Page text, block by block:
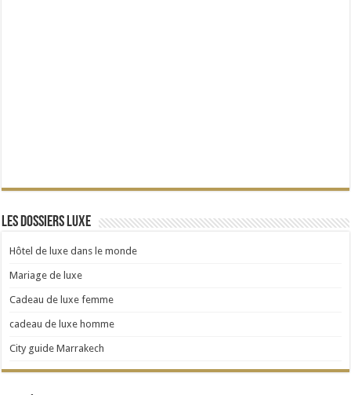
Les dossiers Luxe
Hôtel de luxe dans le monde
Mariage de luxe
Cadeau de luxe femme
cadeau de luxe homme
City guide Marrakech